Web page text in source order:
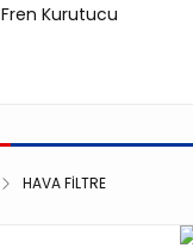
Fren Kurutucu
HAVA FİLTRE